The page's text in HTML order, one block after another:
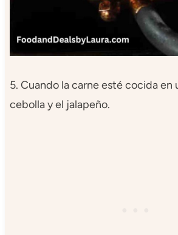
5. Cuando la carne esté cocida en
cebolla y el jalapeño.